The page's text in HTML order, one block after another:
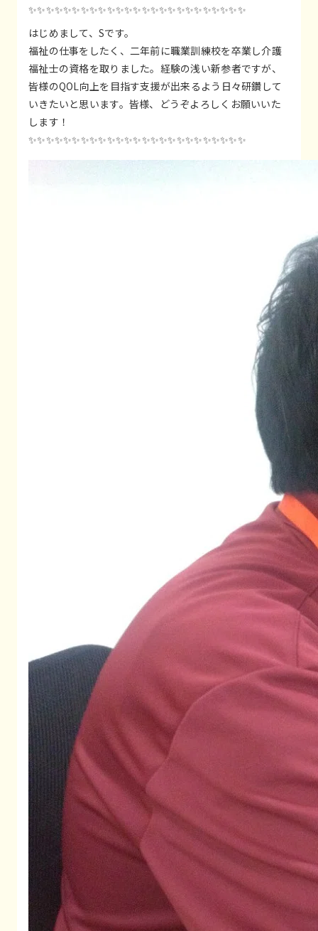
✨✨✨✨✨✨✨✨✨✨✨✨✨✨✨✨✨✨✨✨✨✨✨✨✨
はじめまして、Sです。
福祉の仕事をしたく、二年前に職業訓練校を卒業し介護
福祉士の資格を取りました。経験の浅い新参者ですが、
皆様のQOL向上を目指す支援が出来るよう日々研鑽して
いきたいと思います。皆様、どうぞよろしくお願いいた
します！
✨✨✨✨✨✨✨✨✨✨✨✨✨✨✨✨✨✨✨✨✨✨✨✨✨